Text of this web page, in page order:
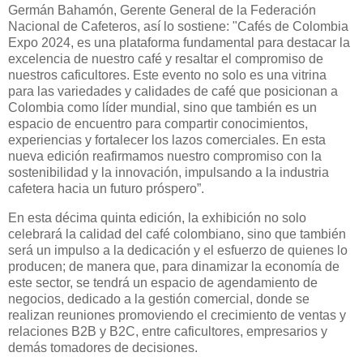
Germán Bahamón, Gerente General de la Federación
Nacional de Cafeteros, así lo sostiene: "Cafés de Colombia
Expo 2024, es una plataforma fundamental para destacar la
excelencia de nuestro café y resaltar el compromiso de
nuestros caficultores. Este evento no solo es una vitrina
para las variedades y calidades de café que posicionan a
Colombia como líder mundial, sino que también es un
espacio de encuentro para compartir conocimientos,
experiencias y fortalecer los lazos comerciales. En esta
nueva edición reafirmamos nuestro compromiso con la
sostenibilidad y la innovación, impulsando a la industria
cafetera hacia un futuro próspero”.
En esta décima quinta edición, la exhibición no solo
celebrará la calidad del café colombiano, sino que también
será un impulso a la dedicación y el esfuerzo de quienes lo
producen; de manera que, para dinamizar la economía de
este sector, se tendrá un espacio de agendamiento de
negocios, dedicado a la gestión comercial, donde se
realizan reuniones promoviendo el crecimiento de ventas y
relaciones B2B y B2C, entre caficultores, empresarios y
demás tomadores de decisiones.